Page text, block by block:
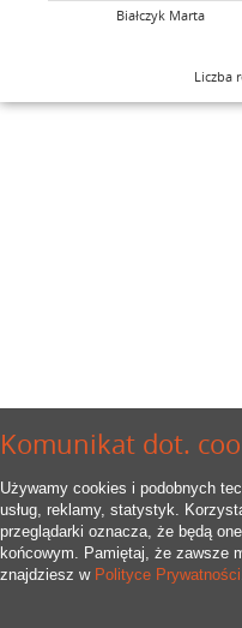
Komunikat dot.
Używamy cookies i podobnych
usług, reklamy, statystyk.
przeglądarki oznacza, że będą
końcowym. Pamiętaj, że zawsze
znajdziesz w Polityce Prywatności
Białczyk Marta
Liczba